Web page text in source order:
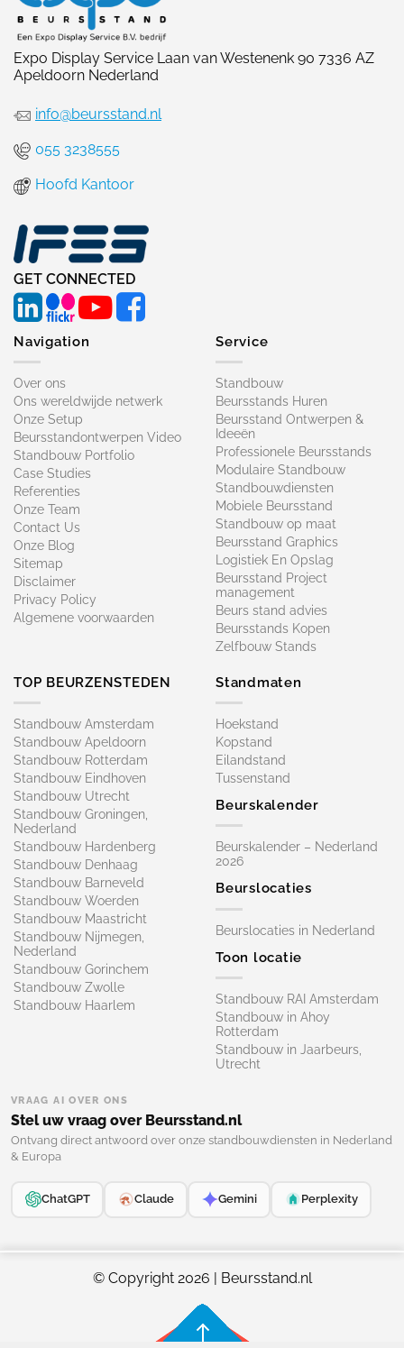
Expo Display Service Laan van Westenenk 90 7336 AZ
Apeldoorn Nederland
info@beursstand.nl
055 3238555
Hoofd Kantoor
GET CONNECTED
Navigation
Over ons
Ons wereldwijde netwerk
Onze Setup
Beursstandontwerpen Video
Standbouw Portfolio
Case Studies
Referenties
Onze Team
Contact Us
Onze Blog
Sitemap
Disclaimer
Privacy Policy
Algemene voorwaarden
Service
Standbouw
Beursstands Huren
Beursstand Ontwerpen &
Ideeën
Professionele Beursstands
Modulaire Standbouw
Standbouwdiensten
Mobiele Beursstand
Standbouw op maat​
Beursstand Graphics
Logistiek En Opslag
Beursstand Project
management
Beurs stand advies
Beursstands Kopen
Zelfbouw Stands
TOP BEURZENSTEDEN
Standbouw Amsterdam
Standbouw Apeldoorn
Standbouw Rotterdam
Standbouw Eindhoven
Standbouw Utrecht
Standbouw Groningen,
Nederland
Standbouw Hardenberg
Standbouw Denhaag
Standbouw Barneveld
Standbouw Woerden
Standbouw Maastricht
Standbouw Nijmegen,
Nederland
Standbouw Gorinchem
Standbouw Zwolle
Standbouw Haarlem
Standmaten
Hoekstand
Kopstand
Eilandstand
Tussenstand
Beurskalender
Beurskalender – Nederland
2026
Beurslocaties
Beurslocaties in Nederland
Toon locatie
Standbouw RAI Amsterdam
Standbouw in Ahoy
Rotterdam
Standbouw in Jaarbeurs,
Utrecht
VRAAG AI OVER ONS
Stel uw vraag over Beursstand.nl
Ontvang direct antwoord over onze standbouwdiensten in Nederland
& Europa
ChatGPT Claude Gemini Perplexity
© Copyright 2026 | Beursstand.nl